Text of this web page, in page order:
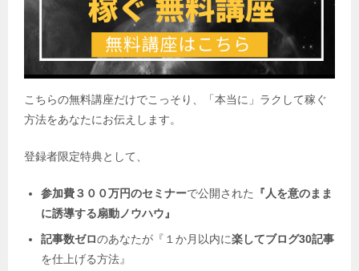
こちらの無料講座だけでこっそり、「本当に」ラクして稼ぐ
方法をあなたにお伝えします。
登録者限定特典として、
参加費３００万円のセミナーで公開された
『人を意のまま
に誘導する扇動ノウハウ』
記事数ゼロのあなたが『１か月以内に楽してブログ30記事
を仕上げる方法』